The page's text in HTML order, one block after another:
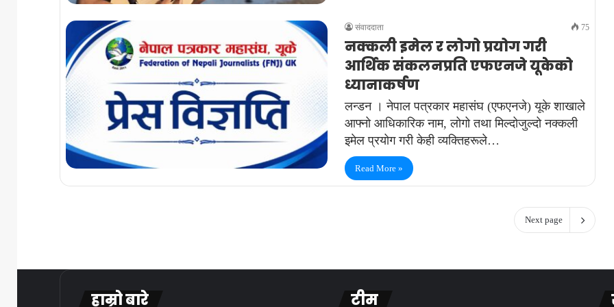
संवाददाता 75
नक्कली इमेल र लोगो प्रयोग गरी
आर्थिक संकलनप्रति एफएनजे यूकेको
ध्यानाकर्षण
लन्डन । नेपाल पत्रकार महासंघ (एफएनजे) यूके शाखाले
आफ्नो आधिकारिक नाम, लोगो तथा मिल्दोजुल्दो नक्कली
इमेल प्रयोग गरी केही व्यक्तिहरूले…
Read More »
Next page
हाम्रो बारे टीम